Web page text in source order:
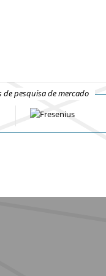
de pesquisa de mercado